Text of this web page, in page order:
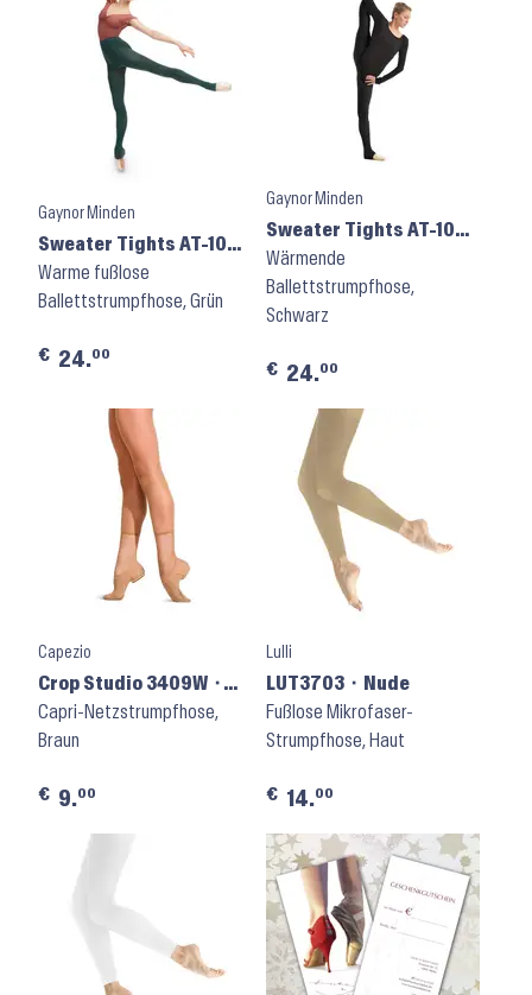
Gaynor Minden
Sweater Tights AT-104
⬝ Forest
Warme fußlose
Ballettstrumpfhose, Grün
€ 24.00
Gaynor Minden
Sweater Tights AT-104
⬝ Black
Wärmende
Ballettstrumpfhose,
Schwarz
€ 24.00
Capezio
Crop Studio 3409W ⬝
Caramel
Capri-Netzstrumpfhose,
Braun
€ 9.00
Lulli
LUT3703 ⬝ Nude
Fußlose Mikrofaser-
Strumpfhose, Haut
€ 14.00